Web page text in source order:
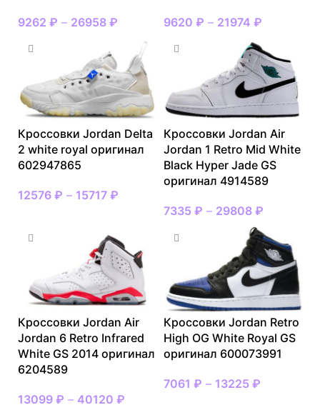
9262 ₽ – 26958 ₽ 9620 ₽ – 21974 ₽
Кроссовки Jordan Delta
2 white royal оригинал
602947865
12576 ₽ – 15717 ₽
Кроссовки Jordan Air
Jordan 1 Retro Mid White
Black Hyper Jade GS
оригинал 4914589
7335 ₽ – 29808 ₽
Кроссовки Jordan Air
Jordan 6 Retro Infrared
White GS 2014 оригинал
6204589
13099 ₽ – 40120 ₽
Кроссовки Jordan Retro
High OG White Royal GS
оригинал 600073991
7061 ₽ – 13225 ₽